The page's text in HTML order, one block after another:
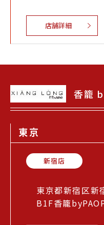
店舗詳細
香籠
東京
新宿店
東京都新宿区
B1F香籠